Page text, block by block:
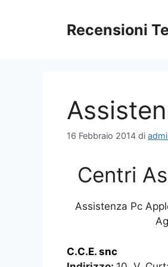
Recensioni
16 Febbraio 2014 di
Centri
Assistenza Pc
C.C.E. snc